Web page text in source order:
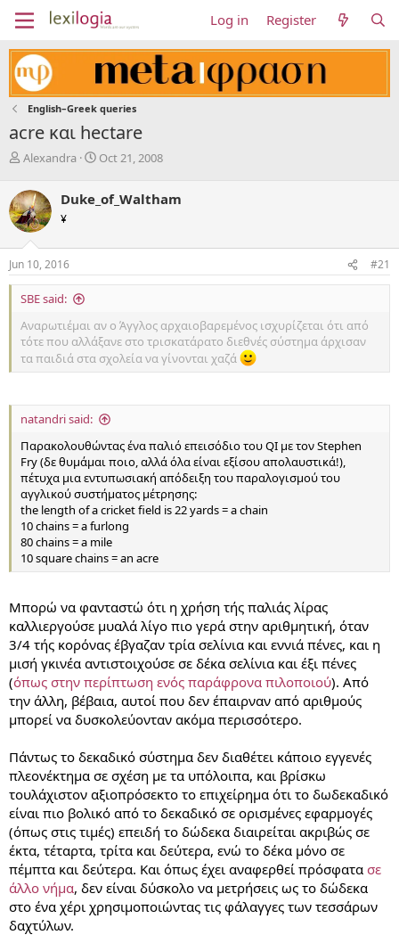
Log in Register
English–Greek queries
acre και hectare
T
r
e
a
d
s
t
a
r
e
r
Alexandra
S
r
a
e
Oct 21, 2008
Duke_of_Waltham
¥
Jun 10, 2016 #21
SBE said:
Αναρωτιέμαι αν ο Άγγλος αρχαιοβαρεμένος ισχυρίζεται ότι από
τότε που αλλάξανε στο τρισκατάρατο διεθνές σύστημα άρχισαν
τα παιδιά στα σχολεία να γίνονται χαζά
natandri said:
Παρακολουθώντας ένα παλιό επεισόδιο του QI με τον Stephen
Fry (δε θυμάμαι ποιο, αλλά όλα είναι εξίσου απολαυστικά!),
πέτυχα μια εντυπωσιακή απόδειξη του παραλογισμού του
αγγλικού συστήματος μέτρησης:
the length of a cricket field is 22 yards = a chain
10 chains = a furlong
80 chains = a mile
10 square chains = an acre
Μπορώ να φανταστώ ότι η χρήση τής παλιάς λίρας
καλλιεργούσε μυαλά λίγο πιο γερά στην αριθμητική, όταν
3/4 τής κορόνας έβγαζαν τρία σελίνια και εννιά πένες, και η
μισή γκινέα αντιστοιχούσε σε δέκα σελίνια και έξι πένες
(όπως στην περίπτωση ενός παράφρονα πιλοποιού). Από
την άλλη, βέβαια, αυτοί που δεν έπαιρναν από αριθμούς
μπορεί να δυσκολεύονταν ακόμα περισσότερο.
Πάντως το δεκαδικό σύστημα δεν διαθέτει κάποιο εγγενές
πλεονέκτημα σε σχέση με τα υπόλοιπα, και βρίσκω
τουλάχιστον αξιοπρόσεκτο το επιχείρημα ότι το δωδεκαδικό
είναι πιο βολικό από το δεκαδικό σε ορισμένες εφαρμογές
(όπως στις τιμές) επειδή το δώδεκα διαιρείται ακριβώς σε
έκτα, τέταρτα, τρίτα και δεύτερα, ενώ το δέκα μόνο σε
πέμπτα και δεύτερα. Και όπως έχει αναφερθεί πρόσφατα σε
άλλο νήμα, δεν είναι δύσκολο να μετρήσεις ως το δώδεκα
στο ένα χέρι χρησιμοποιώντας τις φάλαγγες των τεσσάρων
δαχτύλων.